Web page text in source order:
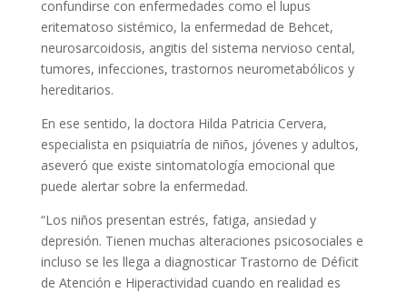
confundirse con enfermedades como el lupus
eritematoso sistémico, la enfermedad de Behcet,
neurosarcoidosis, angitis del sistema nervioso cental,
tumores, infecciones, trastornos neurometabólicos y
hereditarios.
En ese sentido, la doctora Hilda Patricia Cervera,
especialista en psiquiatría de niños, jóvenes y adultos,
aseveró que existe sintomatología emocional que
puede alertar sobre la enfermedad.
“Los niños presentan estrés, fatiga, ansiedad y
depresión. Tienen muchas alteraciones psicosociales e
incluso se les llega a diagnosticar Trastorno de Déficit
de Atención e Hiperactividad cuando en realidad es